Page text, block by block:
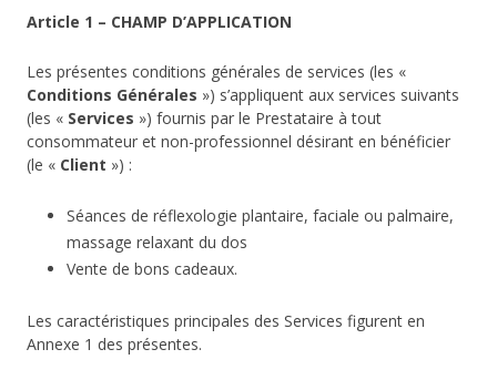
Article 1 – CHAMP D’APPLICATION
Les présentes conditions générales de services (les «
Conditions Générales ») s’appliquent aux services suivants
(les « Services ») fournis par le Prestataire à tout
consommateur et non-professionnel désirant en bénéficier
(le « Client ») :
Séances de réflexologie plantaire, faciale ou palmaire,
massage relaxant du dos
Vente de bons cadeaux.
Les caractéristiques principales des Services figurent en
Annexe 1 des présentes.